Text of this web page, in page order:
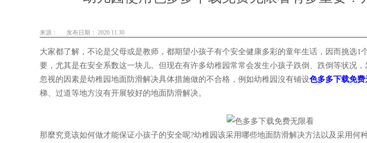
来源： 发布日期： 2020.11.30
大家都了解，不论是父母或是教师，都期望小孩子有个安全健康多彩的童年生话，因而挑选1
要，尤其是在安全系数这一块儿。但现在有许多幼稚园常常会发生小孩子跌倒、跌倒等状况
忽视的因素是幼稚园地面防滑解决具体措施做的不合格，例如幼稚园沒有铺设色多多下载免费
梯、过道等地方沒有开展较好的地面防滑解决。
那麼究竟该如何做才能保证小孩子的安全呢?幼稚园该采用哪些地面防滑解决方法以及采用何